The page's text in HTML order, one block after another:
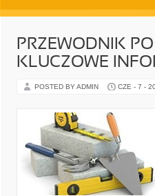
PRZEWODNIK
KLUCZOWE
POSTED BY ADMIN CZE - 7 -